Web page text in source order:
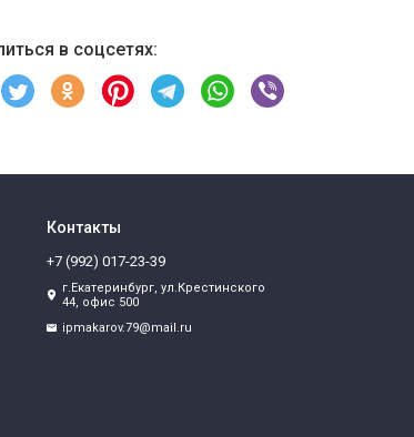
в соцсетях:
Контакты
+7 (992) 017-23-39
г.Екатеринбург, ул.Крестинского
44, офис 500
ipmakarov.79@mail.ru